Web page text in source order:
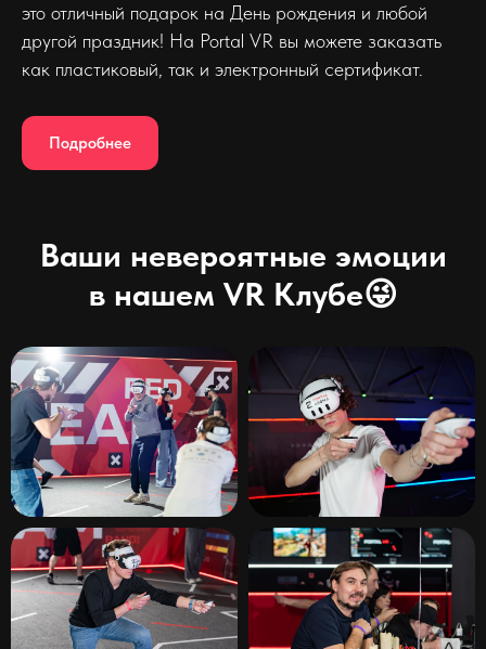
это отличный подарок на День рождения и любой
другой праздник! На Portal VR вы можете заказать
как пластиковый, так и электронный сертификат.
Подробнее
Ваши невероятные эмоции
в нашем VR Клубе😜